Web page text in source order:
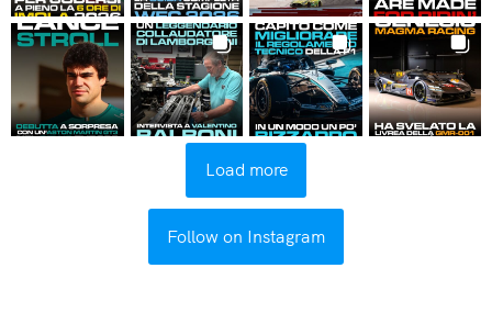
Load more
Follow on Instagram